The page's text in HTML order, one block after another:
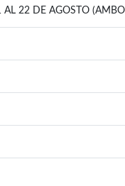
AL 22 DE AGOSTO